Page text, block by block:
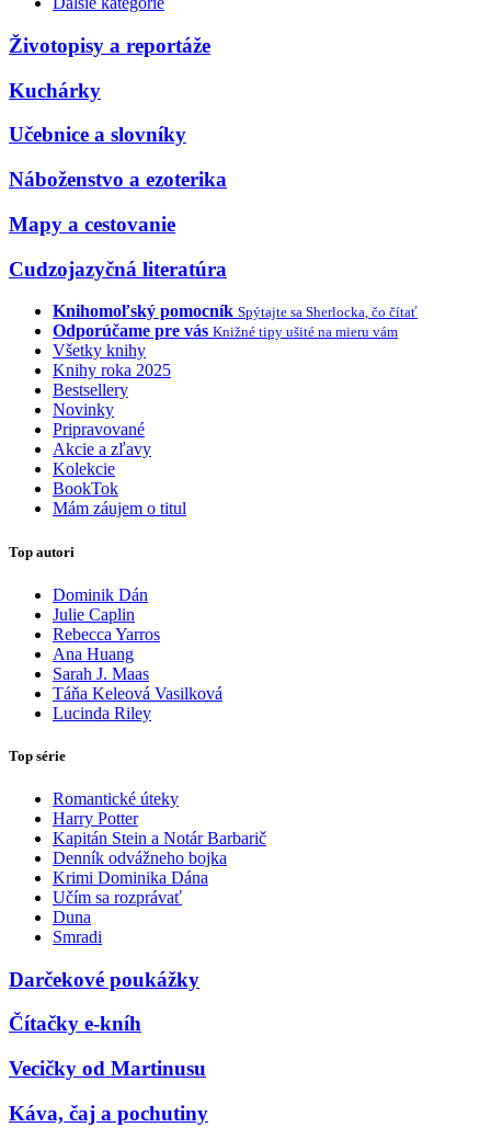
Životopisy a reportáže
Kuchárky
Učebnice a slovníky
Náboženstvo a ezoterika
Mapy a cestovanie
Cudzojazyčná literatúra
Knihomoľský pomocník Spýtajte sa Sherlocka, čo čítať
Odporúčame pre vás Knižné tipy ušité na mieru vám
Všetky knihy
Knihy roka 2025
Bestsellery
Novinky
Pripravované
Akcie a zľavy
Kolekcie
BookTok
Mám záujem o titul
Top autori
Dominik Dán
Julie Caplin
Rebecca Yarros
Ana Huang
Sarah J. Maas
Táňa Keleová Vasilková
Lucinda Riley
Top série
Romantické úteky
Harry Potter
Kapitán Stein a Notár Barbarič
Denník odvážneho bojka
Krimi Dominika Dána
Učím sa rozprávať
Duna
Smradi
Darčekové poukážky
Čítačky e-kníh
Vecičky od Martinusu
Káva, čaj a pochutiny